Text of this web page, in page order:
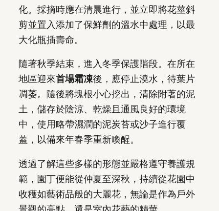
化。採摘時應在清晨進行，並立即將花莖斜
剪並置入添加了保鮮劑的溫水中處理，以最
大化瓶插壽命。
隨著秋季結束，進入冬季保護階段。在所在
地區迎來首場霜凍後，應停止澆水，待葉片
凋萎。隨後將塊根小心挖出，清除附著的泥
土，儲存於陰涼、乾燥且通風良好的環境
中，使用略帶濕潤的泥炭苔或沙子進行覆
蓋，以備來年春季重新喚醒。
透過了解這些多樣的形態並嚴格遵守養護規
範，園丁便能從仲夏至深秋，持續從花園中
收穫如藝術品般的大麗花，無論是作為戶外
景觀的亮點，還是室內花藝的精華。